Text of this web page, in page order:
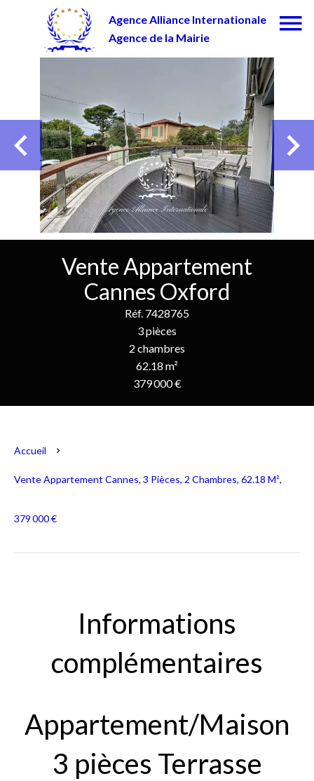
Agence Alliance Internationale
Agence de la Mairie
Vente Appartement
Cannes Oxford
Réf. 7428765
3 pièces
2 chambres
62.18 m²
379 000 €
Accueil
Vente Appartement Cannes, 3 Pièces, 2 Chambres, 62.18 M²,
379 000 €
Informations
complémentaires
Appartement/Maison
3 pièces Terrasse